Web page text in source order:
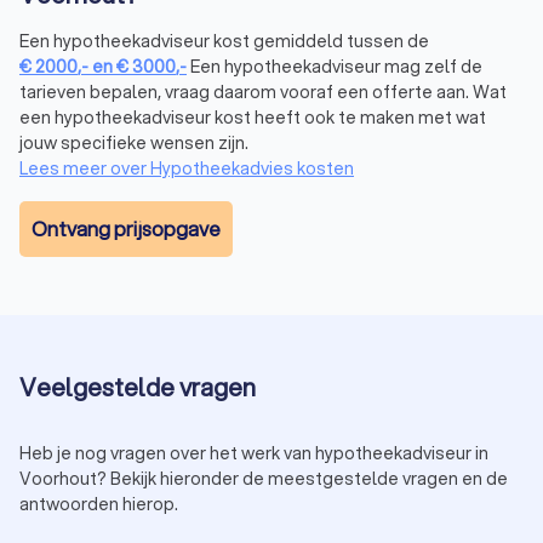
op begeleiding en financiële planning. Wil je de beste
hypotheek kiezen? Dan helpt een onafhankelijke adviseur je
bij het vinden van de juiste optie, zonder beperkt te zijn tot
één bank of aanbieder.
Hoe vind je de beste hypotheekadviseur in
Voorhout?
Vraag naar de advieskosten hypotheek:
weloverwogen keuze.
Plan een vrijblijvend hypotheekadviesgesprek:zo ontdek
je of de adviseur bij jouw wensen aansluit.
Let op specialisaties:
Een hypotheekadviseur kost gemiddeld tussen de
€2000,- en€3000,-Een hypotheekadviseur mag zelf de
tarieven bepalen, vraag daarom vooraf een offerte aan. Wat
een hypotheekadviseur kost heeft ook te maken met wat
jouw specifieke wensen zijn.
Lees meer over Hypotheekadvies kosten
Ontvang prijsopgave
Veelgestelde vragen
Heb je nog vragen over het werk van hypotheekadviseur in
Voorhout? Bekijk hieronder de meestgestelde vragen en de
antwoorden hierop.